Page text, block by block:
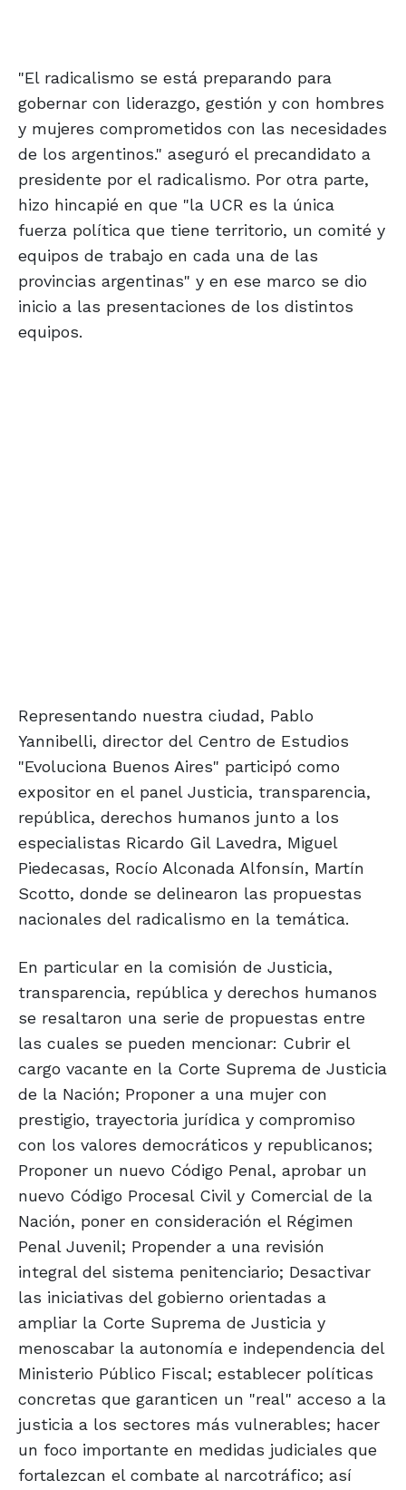
"El radicalismo se está preparando para
gobernar con liderazgo, gestión y con hombres
y mujeres comprometidos con las necesidades
de los argentinos." aseguró el precandidato a
presidente por el radicalismo. Por otra parte,
hizo hincapié en que "la UCR es la única
fuerza política que tiene territorio, un comité y
equipos de trabajo en cada una de las
provincias argentinas" y en ese marco se dio
inicio a las presentaciones de los distintos
equipos.
Representando nuestra ciudad, Pablo
Yannibelli, director del Centro de Estudios
"Evoluciona Buenos Aires" participó como
expositor en el panel Justicia, transparencia,
república, derechos humanos junto a los
especialistas Ricardo Gil Lavedra, Miguel
Piedecasas, Rocío Alconada Alfonsín, Martín
Scotto, donde se delinearon las propuestas
nacionales del radicalismo en la temática.
En particular en la comisión de Justicia,
transparencia, república y derechos humanos
se resaltaron una serie de propuestas entre
las cuales se pueden mencionar: Cubrir el
cargo vacante en la Corte Suprema de Justicia
de la Nación; Proponer a una mujer con
prestigio, trayectoria jurídica y compromiso
con los valores democráticos y republicanos;
Proponer un nuevo Código Penal, aprobar un
nuevo Código Procesal Civil y Comercial de la
Nación, poner en consideración el Régimen
Penal Juvenil; Propender a una revisión
integral del sistema penitenciario; Desactivar
las iniciativas del gobierno orientadas a
ampliar la Corte Suprema de Justicia y
menoscabar la autonomía e independencia del
Ministerio Público Fiscal; establecer políticas
concretas que garanticen un "real" acceso a la
justicia a los sectores más vulnerables; hacer
un foco importante en medidas judiciales que
fortalezcan el combate al narcotráfico; así